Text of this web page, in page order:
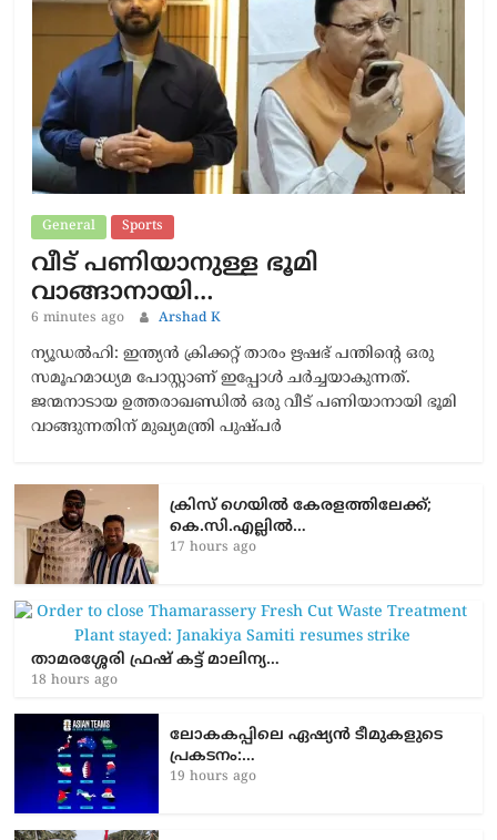
General Sports
വീട് പണിയാനുള്ള ഭൂമി
വാങ്ങാനായി…
6 minutes ago Arshad K
ന്യൂഡൽഹി: ഇന്ത്യൻ ക്രിക്കറ്റ് താരം ഋഷഭ് പന്തിന്‍റെ ഒരു
സമൂഹമാധ്യമ പോസ്റ്റാണ് ഇപ്പോൾ ചർച്ചയാകുന്നത്.
ജന്മനാടായ ഉത്തരാഖണ്ഡിൽ ഒരു വീട് പണിയാനായി ഭൂമി
വാങ്ങുന്നതിന് മുഖ്യമന്ത്രി പുഷ്പർ
ക്രിസ് ഗെയിൽ കേരളത്തിലേക്ക്;
കെ.സി.എല്ലിൽ…
17 hours ago
താമരശ്ശേരി ഫ്രഷ് കട്ട് മാലിന്യ…
18 hours ago
ലോകകപ്പിലെ ഏഷ്യന്‍ ടീമുകളുടെ
പ്രകടനം:…
19 hours ago